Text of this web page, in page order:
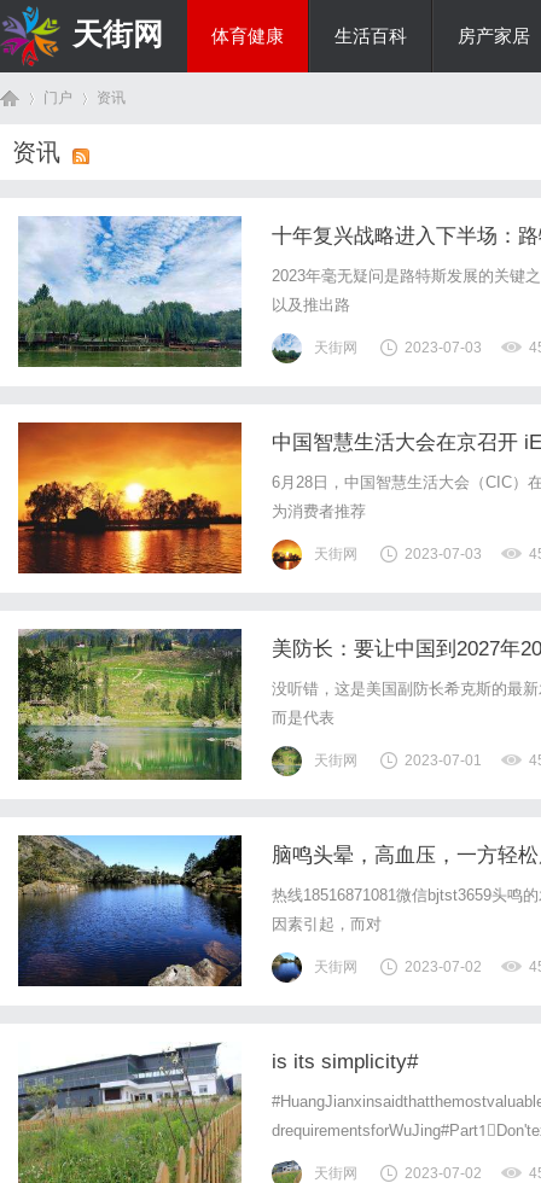
天街网 体育健康 生活百科 房产家居
门户 资讯
资讯
十年复兴战略进入下半场：
2023年毫无疑问是路特斯发展的关键
以及推出路
天街网 2023-07-03
中国智慧生活大会在京召开
6月28日，中国智慧生活大会（CIC）
为消费者推荐
天街网 2023-07-03
美防长：要让中国到2027年
没听错，这是美国副防长希克斯的最
而是代表
天街网 2023-07-01
脑鸣头晕，高血压，一方轻
热线18516871081微信bjtst3659头鸣
因素引起，而对
天街网 2023-07-02
is its simplicity#
天街网 2023-07-02